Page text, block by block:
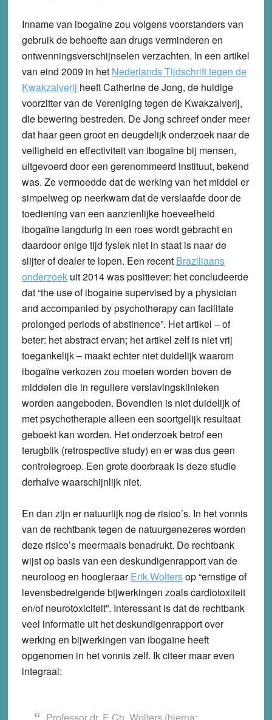
Inname van ibogaïne zou volgens voorstanders van
gebruik de behoefte aan drugs verminderen en
ontwenningsverschijnselen verzachten. In een artikel
van eind 2009 in het Nederlands Tijdschrift tegen de
Kwakzalverij heeft Catherine de Jong, de huidige
voorzitter van de Vereniging tegen de Kwakzalverij,
die bewering bestreden. De Jong schreef onder meer
dat haar geen groot en deugdelijk onderzoek naar de
veiligheid en effectiviteit van ibogaïne bij mensen,
uitgevoerd door een gerenommeerd instituut, bekend
was. Ze vermoedde dat de werking van het middel er
simpelweg op neerkwam dat de verslaafde door de
toediening van een aanzienlijke hoeveelheid
ibogaïne langdurig in een roes wordt gebracht en
daardoor enige tijd fysiek niet in staat is naar de
slijter of dealer te lopen. Een recent Braziliaans
onderzoekuit 2014 was positiever: het concludeerde
dat “the use of ibogaine supervised by a physician
and accompanied by psychotherapy can facilitate
prolonged periods of abstinence”. Het artikel – of
beter: het abstract ervan; het artikel zelf is niet vrij
toegankelijk – maakt echter niet duidelijk waarom
ibogaïne verkozen zou moeten worden boven de
middelen die in reguliere verslavingsklinieken
worden aangeboden. Bovendien is niet duidelijk of
met psychotherapie alleen een soortgelijk resultaat
geboekt kan worden. Het onderzoek betrof een
terugblik (retrospective study) en er was dus geen
controlegroep. Een grote doorbraak is deze studie
derhalve waarschijnlijk niet.
En dan zijn er natuurlijk nog de risico’s. In het vonnis
van de rechtbank tegen de natuurgenezeres worden
deze risico’s meermaals benadrukt. De rechtbank
wijst op basis van een deskundigenrapport van de
neuroloog en hoogleraarErik Woltersop “ernstige of
levensbedreigende bijwerkingen zoals cardiotoxiteit
en/of neurotoxiciteit”. Interessant is dat de rechtbank
veel informatie uit het deskundigenrapport over
werking en bijwerkingen van ibogaïne heeft
opgenomen in het vonnis zelf. Ik citeer maar even
integraal:
Professor dr. E.Ch. Wolters (hierna: